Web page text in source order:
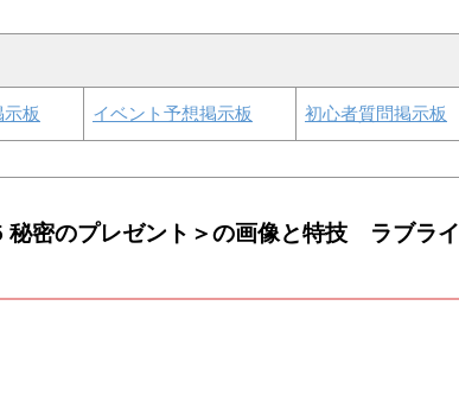
板 イベント予想掲示板 初心者質問掲示板
秘密のプレゼント＞の画像と特技 ラブライ